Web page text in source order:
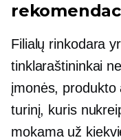
Filialų rinkodara
tinklaraštininkai
įmonės, produkto
turinį, kuris
mokama už